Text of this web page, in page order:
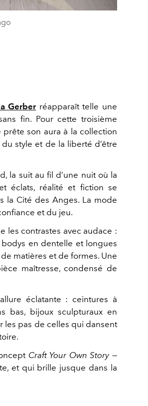
Gerberréapparaît telle une
fin. Pour cette troisième
son aura à la collection
style et de la liberté d’être
la suit au fil d’une nuit où la
éclats, réalité et fiction se
la Cité des Anges. La mode
et du jeu.
les contrastes avec audace :
bodys en dentelle et longues
matières et de formes. Une
maîtresse, condensé de
éclatante : ceintures à
bas, bijoux sculpturaux en
les pas de celles qui dansent
Craft Your Own Story—
et qui brille jusque dans la